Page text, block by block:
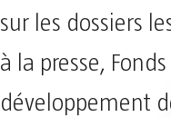
sur les dossiers
à la presse,
développement